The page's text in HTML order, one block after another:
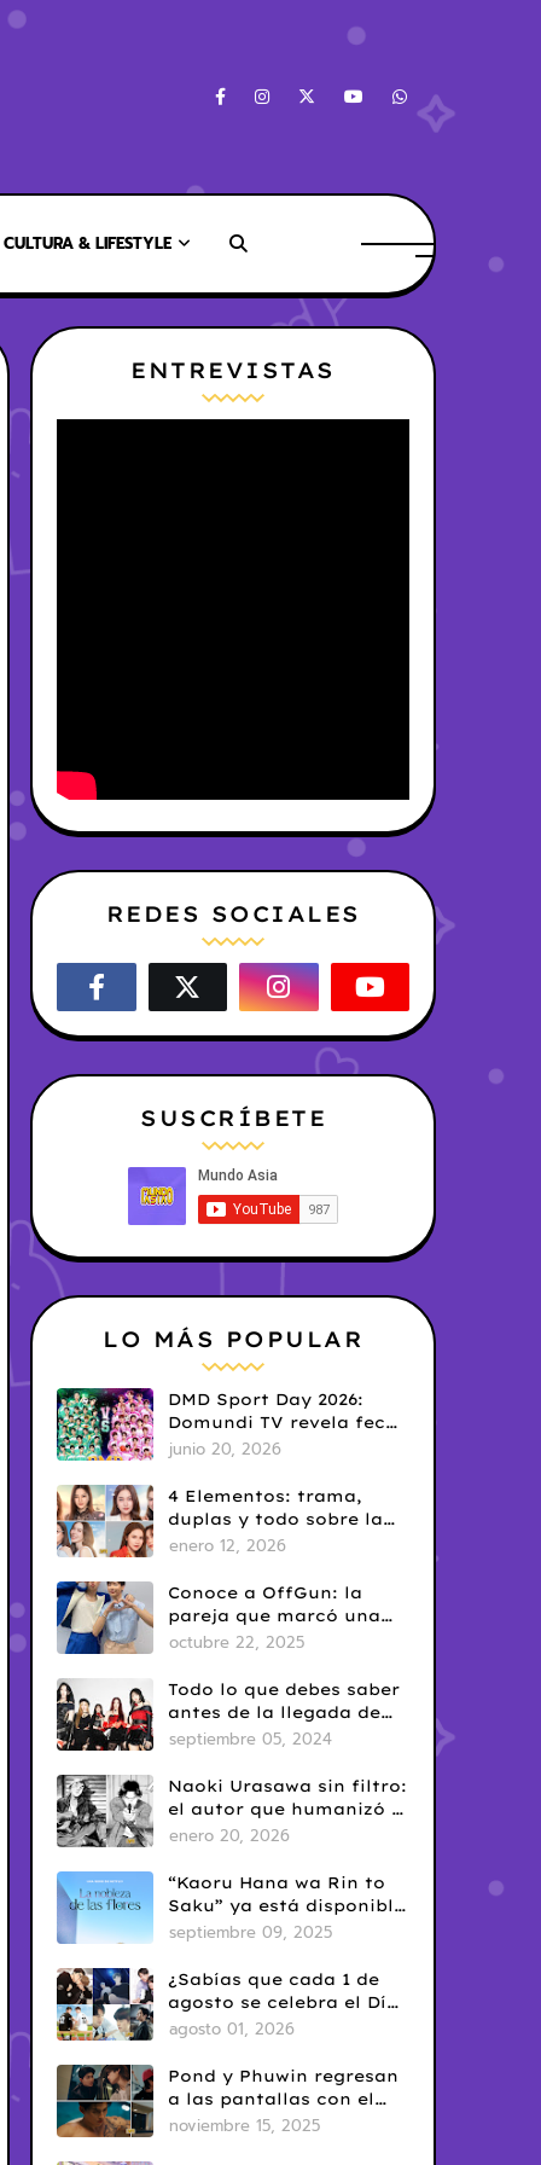
CULTURA & LIFESTYLE
ENTREVISTAS
REDES SOCIALES
SUSCRÍBETE
LO MÁS POPULAR
DMD Sport Day 2026:
Domundi TV revela fecha
y temática
junio 20, 2026
4 Elementos: trama,
duplas y todo sobre la
saga GL antes de su
enero 12, 2026
Conoce a OffGun: la
pareja que marcó una
era en el BL tailandés
octubre 22, 2025
Todo lo que debes saber
antes de la llegada de
ARTMS a Latinoamérica
septiembre 05, 2024
Naoki Urasawa sin filtro:
el autor que humanizó el
mal
enero 20, 2026
“Kaoru Hana wa Rin to
Saku” ya está disponible
en Netflix: romance
clásico
septiembre 09, 2025
¿Sabías que cada 1 de
agosto se celebra el Día
del Yaoi? Así nació una
conocidas del fandom
BL
agosto 01, 2026
Pond y Phuwin regresan
a las pantallas con el
esperado estreno de “Me
noviembre 15, 2025